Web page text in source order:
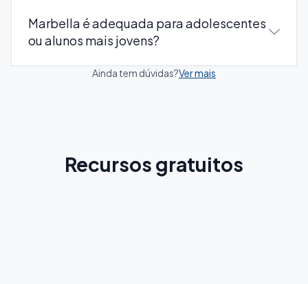
Marbella é adequada para adolescentes
ou alunos mais jovens?
Ainda tem dúvidas?Ver mais
Recursos gratuitos